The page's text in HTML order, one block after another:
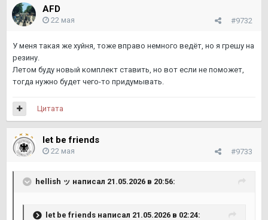
AFD
#9732
22 мая
У меня такая же хуйня, тоже вправо немного ведёт, но я грешу на
резину.
Летом буду новый комплект ставить, но вот если не поможет,
тогда нужно будет чего-то придумывать.
Цитата
let be friends
#9733
22 мая
hellish ッ написал 21.05.2026 в 20:56:
let be friends написал 21.05.2026 в 02:24: